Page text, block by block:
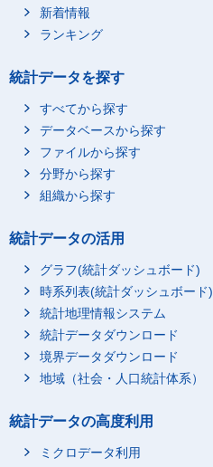
新着情報
ランキング
統計データを探す
すべてから探す
データベースから探す
ファイルから探す
分野から探す
組織から探す
統計データの活用
グラフ(統計ダッシュボード)
時系列表(統計ダッシュボード)
統計地理情報システム
統計データダウンロード
境界データダウンロード
地域（社会・人口統計体系）
統計データの高度利用
ミクロデータ利用